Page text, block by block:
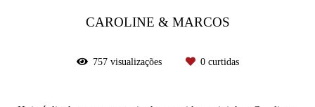
CAROLINE & MARCOS
757visualizações 0curtidas